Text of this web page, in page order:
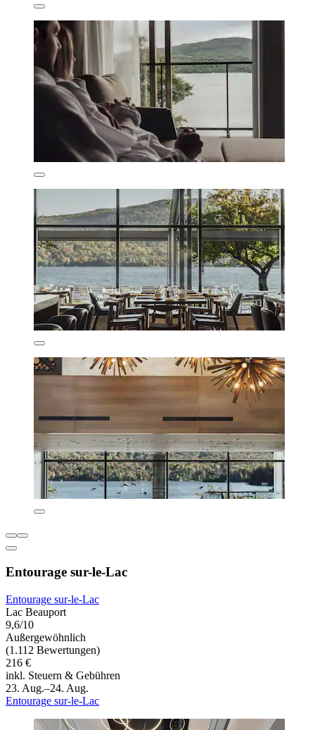
Entourage sur-le-Lac
Entourage sur-le-Lac
Lac Beauport
9,6/10
Außergewöhnlich
(1.112 Bewertungen)
216 €
inkl. Steuern & Gebühren
23. Aug.–24. Aug.
Entourage sur-le-Lac